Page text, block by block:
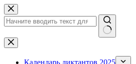
Перейти
к
сути
Ничего
не
найденоКалендарь диктантов 2025